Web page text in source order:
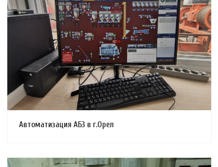
Смотреть проект
Автоматизация АБЗ в г.Орел